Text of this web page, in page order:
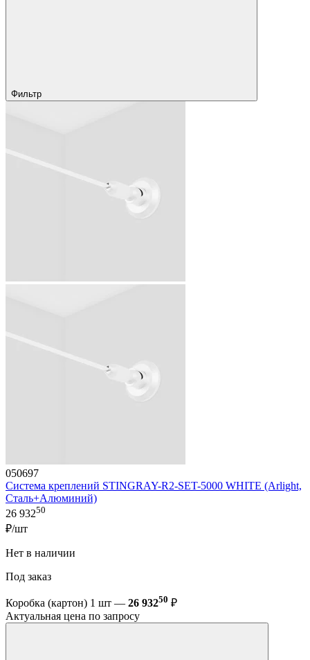
Фильтр
050697
Система креплений STINGRAY-R2-SET-5000 WHITE (Arlight,
Сталь+Алюминий)
26 93250
₽/шт
Нет в наличии
Под заказ
Коробка (картон) 1 шт — 26 93250 ₽
Актуальная цена по запросу